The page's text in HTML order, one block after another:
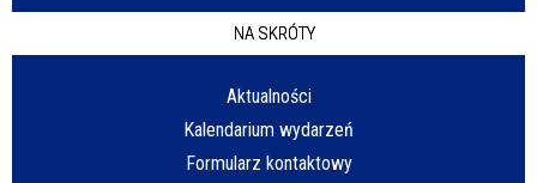
NA SKRÓTY
Aktualności
Kalendarium wydarzeń
Formularz kontaktowy